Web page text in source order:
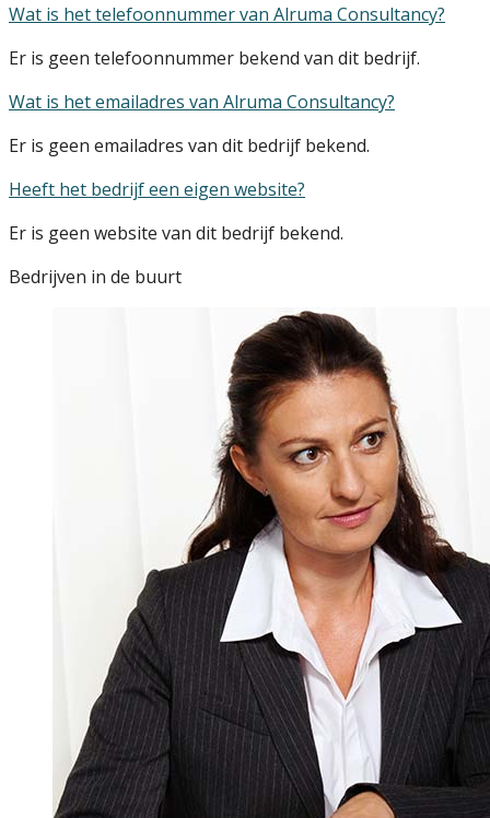
Wat is het telefoonnummer van Alruma Consultancy?
Er is geen telefoonnummer bekend van dit bedrijf.
Wat is het emailadres van Alruma Consultancy?
Er is geen emailadres van dit bedrijf bekend.
Heeft het bedrijf een eigen website?
Er is geen website van dit bedrijf bekend.
Bedrijven in de buurt